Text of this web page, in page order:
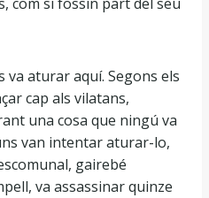
va aturar aquí. Segons els
cap als vilatans,
una cosa que ningú va
van intentar aturar-lo,
gairebé
va assassinar quinze